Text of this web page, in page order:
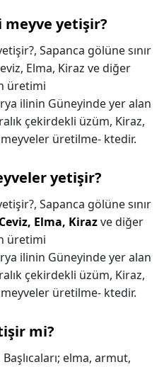
meyve yetişir?
Sapanca gölüne sınır
Elma, Kiraz ve diğer
üretimi
ilinin Güneyinde yer alan
çekirdekli üzüm, Kiraz,
üretilme- ktedir.
yetişir?
Sapanca gölüne sınır
Elma, Kirazve diğer
üretimi
ilinin Güneyinde yer alan
çekirdekli üzüm, Kiraz,
üretilme- ktedir.
mi?
Başlıcaları; elma, armut,